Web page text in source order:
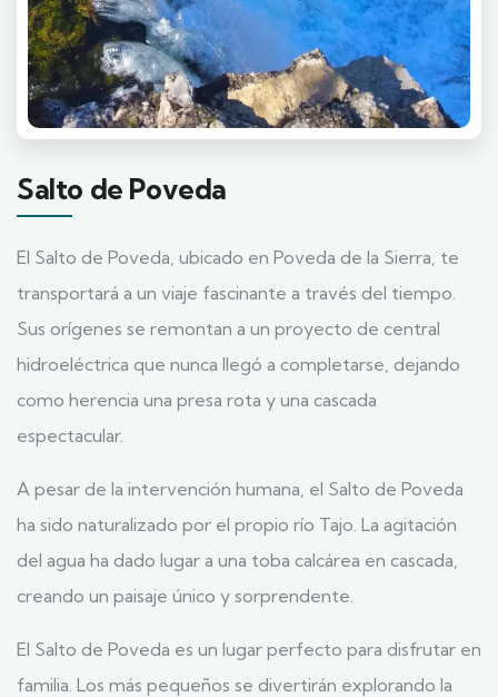
Salto de Poveda
El Salto de Poveda, ubicado en Poveda de la Sierra, te
transportará a un viaje fascinante a través del tiempo.
Sus orígenes se remontan a un proyecto de central
hidroeléctrica que nunca llegó a completarse, dejando
como herencia una presa rota y una cascada
espectacular.
A pesar de la intervención humana, el Salto de Poveda
ha sido naturalizado por el propio río Tajo. La agitación
del agua ha dado lugar a una toba calcárea en cascada,
creando un paisaje único y sorprendente.
El Salto de Poveda es un lugar perfecto para disfrutar en
familia. Los más pequeños se divertirán explorando la